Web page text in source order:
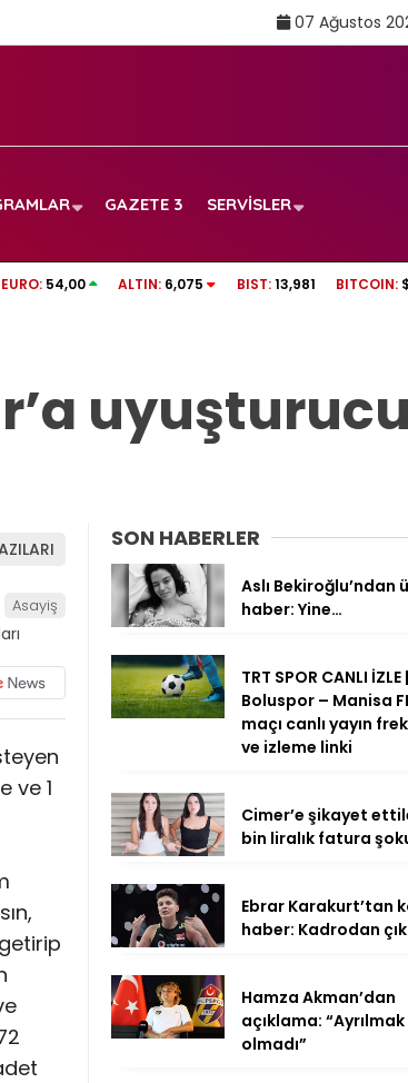
07 Ağustos
GAZETE 3 SERVISLER
Yine…
TRT SPOR
EURO: 54,00 ALTIN: 6,075 BIST: 13,981 BITCOIN:
uyuşturucu
Asayiş
ve 1
SON HABERLER
Aslı Bekiroğlu’ndan
haber: Yine…
TRT SPOR CANLI İZLE |
Boluspor – Manisa
maçı canlı yayın
ve izleme linki
Cimer’e şikayet
bin liralık fatura
Ebrar Karakurt’tan
haber: Kadrodan
Hamza Akman’dan
açıklama:
olmadı”